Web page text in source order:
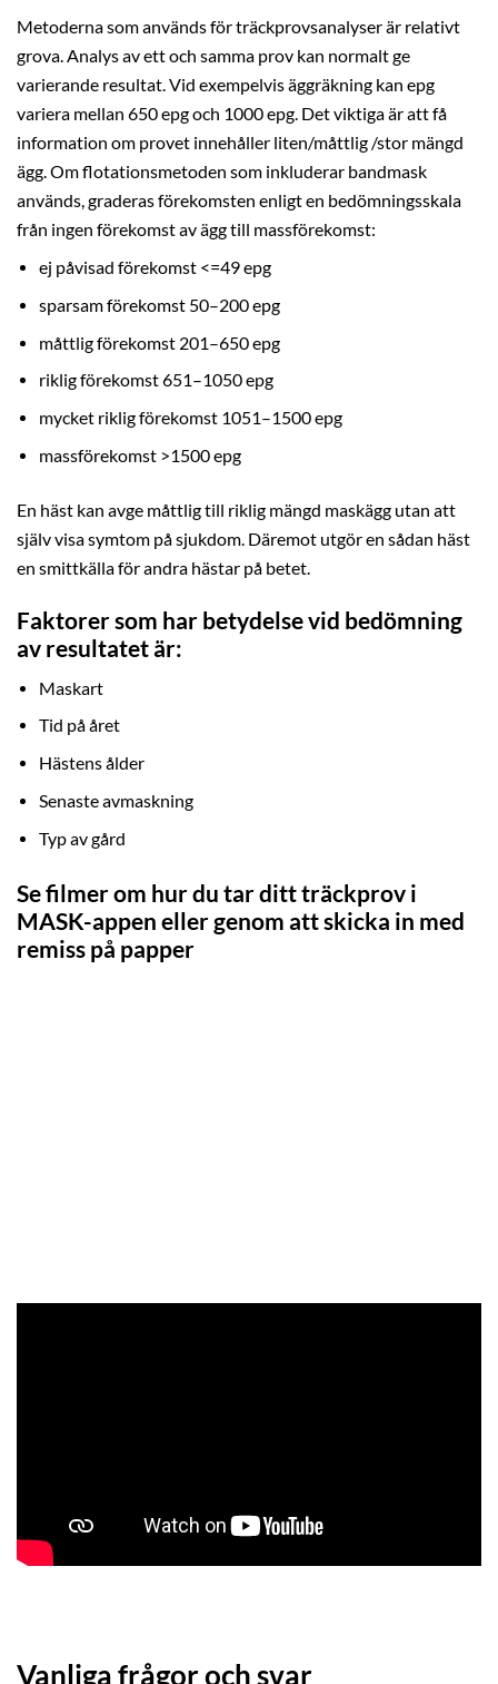
Metoderna som används för träckprovsanalyser är relativt
grova. Analys av ett och samma prov kan normalt ge
varierande resultat. Vid exempelvis äggräkning kan epg
variera mellan 650 epg och 1000 epg. Det viktiga är att få
information om provet innehåller liten/måttlig /stor mängd
ägg. Om flotationsmetoden som inkluderar bandmask
används, graderas förekomsten enligt en bedömningsskala
från ingen förekomst av ägg till massförekomst:
ej påvisad förekomst <=49 epg
sparsam förekomst 50–200 epg
måttlig förekomst 201–650 epg
riklig förekomst 651–1050 epg
mycket riklig förekomst 1051–1500 epg
massförekomst >1500 epg
En häst kan avge måttlig till riklig mängd maskägg utan att
själv visa symtom på sjukdom. Däremot utgör en sådan häst
en smittkälla för andra hästar på betet.
Faktorer som har betydelse vid bedömning
av resultatet är:
Maskart
Tid på året
Hästens ålder
Senaste avmaskning
Typ av gård
Se filmer om hur du tar ditt träckprov i
MASK-appen eller genom att skicka in med
remiss på papper
Vanliga frågor och svar